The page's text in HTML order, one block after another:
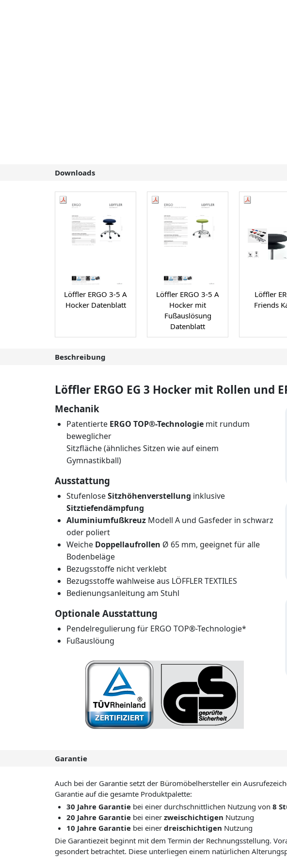
Downloads
Löffler ERGO 3-5 A
Hocker Datenblatt
Löffler ERGO 3-5 A
Hocker mit
Fußauslösung
Datenblatt
Löffler
Friends
Beschreibung
Löffler ERGO EG 3 Hocker mit Rollen und
Mechanik
Patentierte ERGO TOP®-Technologie mit rundum
beweglicher
Sitzfläche (ähnliches Sitzen wie auf einem
Gymnastikball)
Ausstattung
StufenloseSitzhöhenverstellung inklusive
Sitztiefendämpfung
Aluminiumfußkreuz Modell A und Gasfeder in schwarz
oder poliert
Weiche Doppellaufrollen Ø 65 mm, geeignet für alle
Bodenbeläge
Bezugsstoffe nicht verklebt
Bezugsstoffe wahlweise aus LÖFFLER TEXTILES
Bedienungsanleitung am Stuhl
Optionale Ausstattung
Pendelregulierung für ERGO TOP®-Technologie*
Fußauslöung
Garantie
Auch bei der Garantie setzt der Büromöbelhersteller ein
Garantie auf die gesamte Produktpalette:
30 Jahre Garantie bei einer durchschnittlichen Nutzung von8
20 Jahre Garantie bei einerzweischichtigen Nutzung
10 Jahre Garantie bei einerdreischichtigen Nutzung
Die Garantiezeit beginnt mit dem Termin der Rechnungsstellung.
gesondert betrachtet. Diese unterliegen einem natürlichen